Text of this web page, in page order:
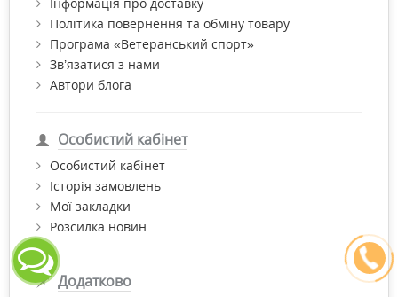
Політика повернення та обміну товару
Програма «Ветеранський спорт»
Зв’язатися з нами
Автори блога
Особистий кабінет
Особистий кабінет
Історія замовлень
Мої закладки
Розсилка новин
Додатково